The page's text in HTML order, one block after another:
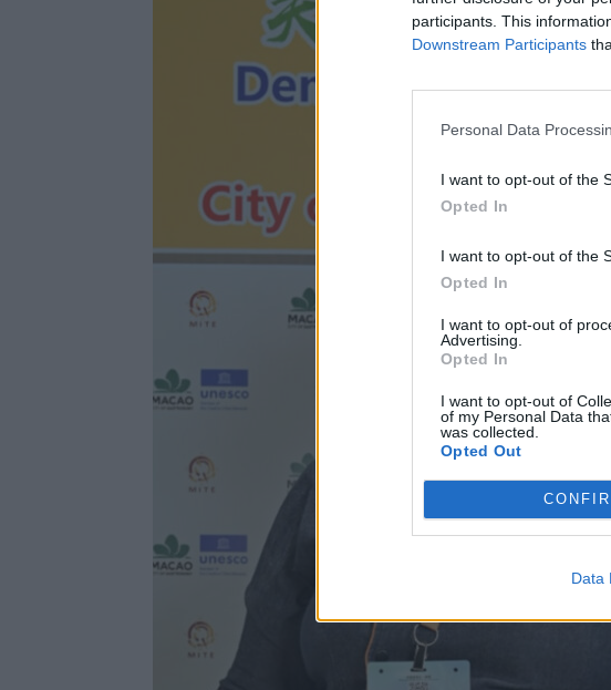
participants. This
Downstream Participants
Personal Data
I want to opt-out of the
Opted In
I want to opt-out of the
Opted In
I want to opt-out of
Advertising.
Opted In
I want to opt-out of
of my Personal Data
was collected.
Opted Out
Data